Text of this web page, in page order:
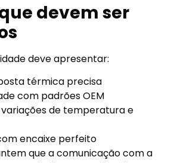
devem ser
deve apresentar:
térmica precisa
com padrões OEM
variações de temperatura e
encaixe perfeito
que a comunicação com a